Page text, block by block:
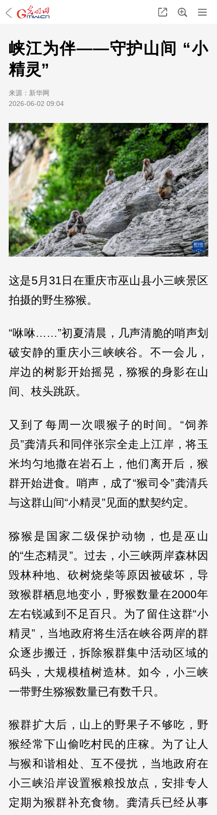
峡江为伴——守护山间 “小
精灵”
来源： 新华网
2026-06-02 09:04
这是5月31日在重庆市巫山县小三峡景区
拍摄的野生猕猴。
“咻咻……”初夏清晨，几声清脆的哨声划
破安静的重庆小三峡峡谷。不一会儿，
岸边的树影开始摇晃，猕猴的身影在山
间、枝头跳跃。
又到了每周一次喂猴子的时间。“饲养
员”龚清兵和同伴张宗全走上江岸，将玉
米均匀地撒在岩石上，他们离开后，猴
群开始进食。哨声，成了“猴司令”龚清兵
与这群山间“小精灵”见面的默契约定。
猕猴是国家二级保护动物，也是巫山
的“生态精灵”。过去，小三峡两岸森林因
毁林种地、砍树烧柴等原因被破坏，导
致猴群栖息地变小，野猴数量在2000年
左右锐减到不足百只。为了留住这群“小
精灵”，当地政府将生活在峡谷两岸的群
众逐步搬迁，拆除猴群集中活动区域的
码头，大规模植树造林。如今，小三峡
一带野生猕猴数量已有数千只。
猴群扩大后，山上的野果子不够吃，野
猴经常下山偷吃村民的庄稼。为了让人
与猴和谐相处、互不侵扰，当地政府在
小三峡沿岸设置猴粮投放点，安排专人
定期为猴群补充食物。龚清兵已经从事